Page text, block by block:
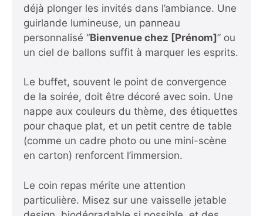
déjà plonger les invités dans l’ambiance. Une
guirlande lumineuse, un panneau
personnalisé “Bienvenue chez [Prénom]” ou
un ciel de ballons suffit à marquer les esprits.
Le buffet, souvent le point de convergence
de la soirée, doit être décoré avec soin. Une
nappe aux couleurs du thème, des étiquettes
pour chaque plat, et un petit centre de table
(comme un cadre photo ou une mini-scène
en carton) renforcent l’immersion.
Le coin repas mérite une attention
particulière. Misez sur une vaisselle jetable